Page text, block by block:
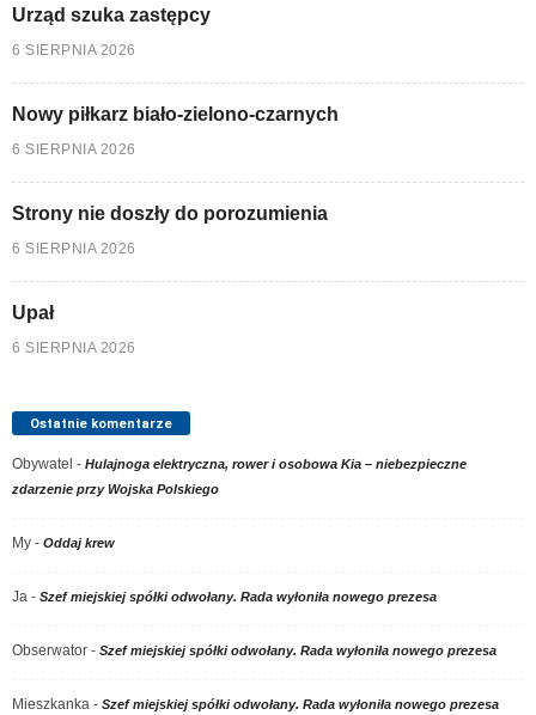
Urząd szuka zastępcy
6 SIERPNIA 2026
Nowy piłkarz biało-zielono-czarnych
6 SIERPNIA 2026
Strony nie doszły do porozumienia
6 SIERPNIA 2026
Upał
6 SIERPNIA 2026
Ostatnie komentarze
Obywatel - Hulajnoga elektryczna, rower i osobowa Kia – niebezpieczne
zdarzenie przy Wojska Polskiego
My - Oddaj krew
Ja - Szef miejskiej spółki odwołany. Rada wyłoniła nowego prezesa
Obserwator - Szef miejskiej spółki odwołany. Rada wyłoniła nowego prezesa
Mieszkanka - Szef miejskiej spółki odwołany. Rada wyłoniła nowego prezesa